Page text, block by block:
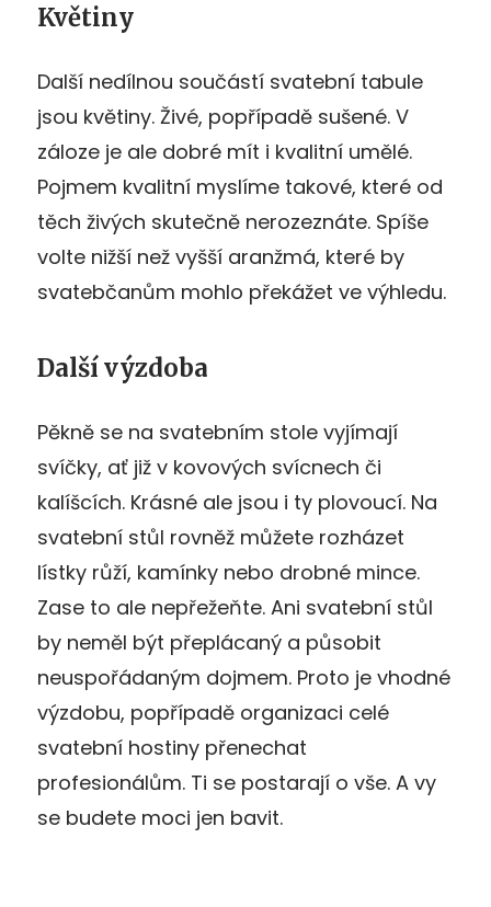
Květiny
Další nedílnou součástí svatební tabule
jsou květiny. Živé, popřípadě sušené. V
záloze je ale dobré mít i kvalitní umělé.
Pojmem kvalitní myslíme takové, které od
těch živých skutečně nerozeznáte. Spíše
volte nižší než vyšší aranžmá, které by
svatebčanům mohlo překážet ve výhledu.
Další výzdoba
Pěkně se na svatebním stole vyjímají
svíčky, ať již v kovových svícnech či
kalíšcích. Krásné ale jsou i ty plovoucí. Na
svatební stůl rovněž můžete rozházet
lístky růží, kamínky nebo drobné mince.
Zase to ale nepřežeňte. Ani svatební stůl
by neměl být přeplácaný a působit
neuspořádaným dojmem. Proto je vhodné
výzdobu, popřípadě organizaci celé
svatební hostiny přenechat
profesionálům. Ti se postarají o vše. A vy
se budete moci jen bavit.